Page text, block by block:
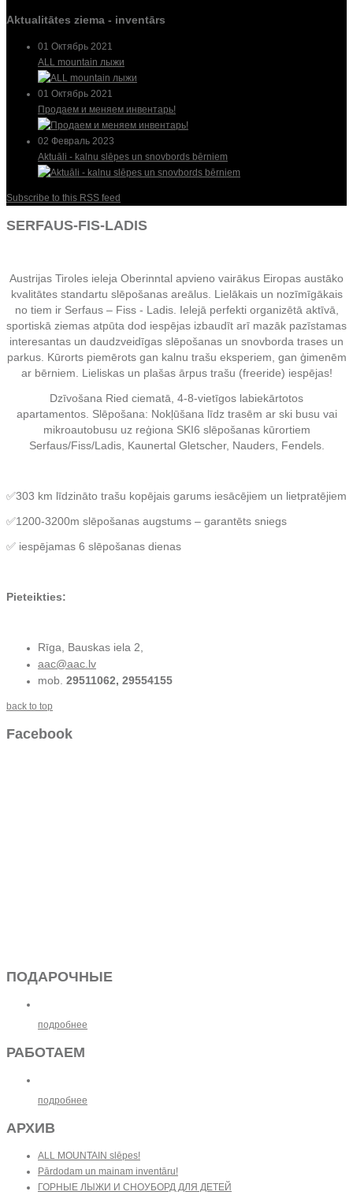
Aktualitātes ziema - inventārs
01 Октябрь 2021
ALL mountain лыжи
01 Октябрь 2021
Продаем и меняем инвентарь!
02 Февраль 2023
Aktuāli - kalnu slēpes un snovbords bērniem
Subscribe to this RSS feed
SERFAUS-FIS-LADIS
Austrijas Tiroles ieleja Oberinntal apvieno vairākus Eiropas austāko
kvalitātes standartu slēpošanas areālus. Lielākais un nozīmīgākais
no tiem ir Serfaus – Fiss - Ladis. Ielejā perfekti organizētā aktīvā,
sportiskā ziemas atpūta dod iespējas izbaudīt arī mazāk pazīstamas
interesantas un daudzveidīgas slēpošanas un snovborda trases un
parkus. Kūrorts piemērots gan kalnu trašu eksperiem, gan ģimenēm
ar bērniem. Lieliskas un plašas ārpus trašu (freeride) iespējas!
Dzīvošana Ried ciematā, 4-8-vietīgos labiekārtotos
apartamentos. Slēpošana: Nokļūšana līdz trasēm ar ski busu vai
mikroautobusu uz reģiona SKI6 slēpošanas kūrortiem
Serfaus/Fiss/Ladis, Kaunertal Gletscher, Nauders, Fendels.
✅303 km līdzināto trašu kopējais garums iesācējiem un lietpratējiem
✅1200-3200m slēpošanas augstums – garantēts sniegs
✅ iespējamas 6 slēpošanas dienas
Pieteikties:
Rīga, Bauskas iela 2,
aac@aac.lv
mob. 29511062, 29554155
back to top
Facebook
ПОДАРОЧНЫЕ
подробнее
РАБОТАЕМ
подробнее
АРХИВ
ALL MOUNTAIN slēpes!
Pārdodam un mainam inventāru!
ГОРНЫЕ ЛЫЖИ И СНОУБОРД ДЛЯ ДЕТЕЙ